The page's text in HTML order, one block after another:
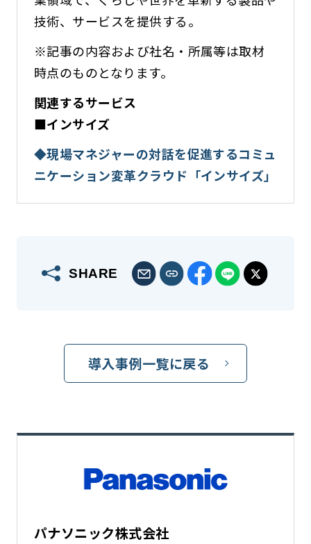
技術、サービスを提供する。
※記事の内容および社名・所属等は取材
時点のものとなります。
関連するサービス
■インサイズ
◆現場マネジャーの対話を促進するコミュ
ニケーション変革クラウド「インサイズ」
SHARE
導入事例一覧に戻る
パナソニック株式会社